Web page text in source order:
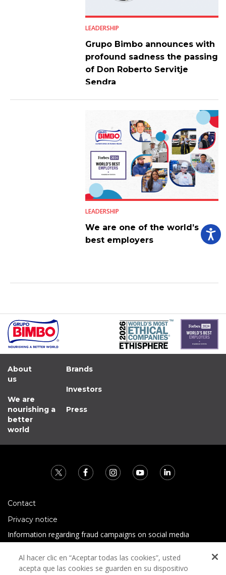
LEADERSHIP
Grupo Bimbo announces with
profound sadness the passing
of Don Roberto Servitje
Sendra
LEADERSHIP
We are one of the world’s
best employers
About
us
We are
nourishing a
better
world
Brands
Investors
Press
Contact
Privacy notice
Information regarding fraud campaigns on social media
Terms and conditions
Al hacer clic en “Aceptar todas las cookies”, usted
acepta que las cookies se guarden en su dispositivo